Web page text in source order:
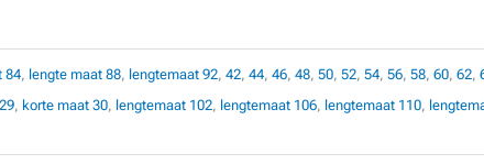
84, lengte maat 88, lengtemaat 92, 42, 44, 46, 48, 50, 52, 54, 56, 58, 60, 62,
, korte maat 30, lengtemaat 102, lengtemaat 106, lengtemaat 110,